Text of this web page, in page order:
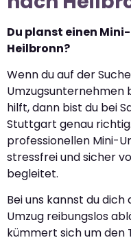
Du planst einen
Heilbronn?
Wenn du auf der
Umzugsunternehmen
hilft, dann bist du bei
Stuttgart genau
professionellen Mini-
stressfrei und sicher
begleitet.
Bei uns kannst du
Umzug reibungslos
kümmert sich um den